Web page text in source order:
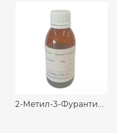
2-Метил-3-Фурантиол CAS 28588-74-1